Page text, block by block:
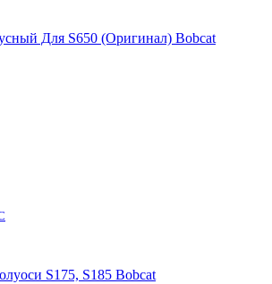
Для S650 (Оригинал) Bobcat
S175, S185 Bobcat